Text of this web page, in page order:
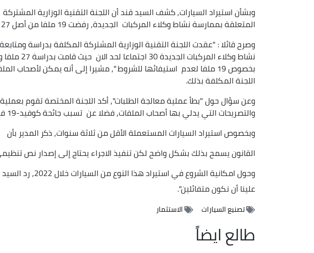
وبشأن استيراد السيارات, كشف السيد قند أن اللجنة التقنية الوزارية
المتعلقة بممارسة نشاط وكلاء المركبات الجديدة, رفضت 19 ملفا من أصل 27 ملف قامت بدراسته.
وصرح قائلا : "عقدت اللجنة التقنية الوزارية المشتركة المكلفة بدراسة
نشاط وكلاء
بخصوص 19 ملفا لعدم استيفائها للشروط ", مشيرا إلى أنه يمكن
اللجنة المكلفة بذلك.
وعن سؤال حول "بطأ عملية معالجة الطلبات", أكد اللجنة المختصة تقوم
والتصريحات التي يدلي بها أصحاب الملفات, فضلا عن تسبب جائحة كوفيد-19 في تأخير العديد من جلسات العمل.
وبخصوص استيراد السيارات المستعملة الأقل من ثلاثة سنوات, ذكر المدير بأن
القانون يسمح بذلك بشكل واضح لكن تنفيذ الاجراء يحتاج إلى إصدار نص
وحول امكانية الشروع
علينا أن نكون متفائلين".
تصنيع السيارات الاستثمار
طالع ايضاً